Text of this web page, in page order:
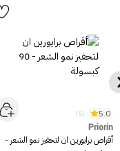
5.0
(6)
Priorin
أقراص برايورين ان لتحفيز نمو الشعر -